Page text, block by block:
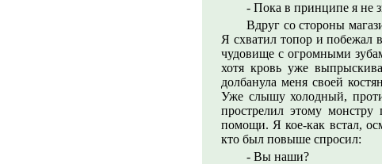
- Пока в принципе я не
Вдруг со стороны
Я схватил топор и побежал
чудовище с огромными
хотя кровь уже
долбанула меня своей
Уже слышу холодный,
прострелил этому
помощи. Я кое-как встал,
кто был повыше спросил:
- Вы наши?